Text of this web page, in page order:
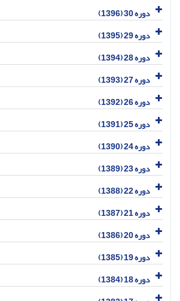
دوره 30 (1396)
دوره 29 (1395)
دوره 28 (1394)
دوره 27 (1393)
دوره 26 (1392)
دوره 25 (1391)
دوره 24 (1390)
دوره 23 (1389)
دوره 22 (1388)
دوره 21 (1387)
دوره 20 (1386)
دوره 19 (1385)
دوره 18 (1384)